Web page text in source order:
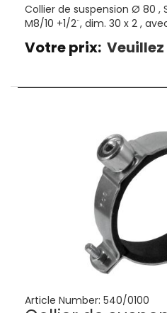
Collier de suspension Ø 80 ,
M8/10 +1/2¨, dim. 30 x 2 ,
Votre prix:
Article Number: 540/0100